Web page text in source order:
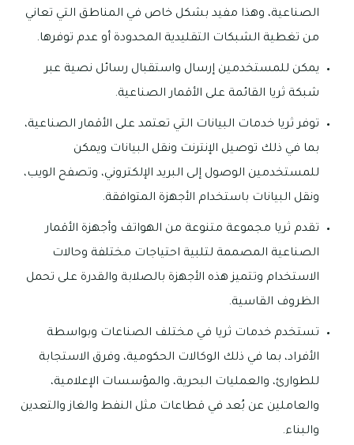
الصناعية، وهذا مفيد بشكل خاص في المناطق التي تعاني
من تغطية الشبكات التقليدية المحدودة أو عدم توفرها.
يمكن للمستخدمين إرسال واستقبال رسائل نصية عبر
شبكة ثريا القائمة على الأقمار الصناعية.
توفر ثريا خدمات البيانات التي تعتمد على الأقمار الصناعية،
بما في ذلك توصيل الإنترنت ونقل البيانات ويمكن
للمستخدمين الوصول إلى البريد الإلكتروني، وتصفح الويب،
ونقل البيانات باستخدام الأجهزة المتوافقة.
تقدم ثريا مجموعة متنوعة من الهواتف وأجهزة الأقمار
الصناعية المصممة لتلبية احتياجات مختلفة وحالات
الاستخدام وتتميز هذه الأجهزة بالصلابة والقدرة على تحمل
الظروف القاسية.
تستخدم خدمات ثريا في مختلف الصناعات وبواسطة
الأفراد، بما في ذلك الوكالات الحكومية، وفرق الاستجابة
للطوارئ، والعمليات البحرية، والمؤسسات الإعلامية،
والعاملين عن بُعد في قطاعات مثل النفط والغاز والتعدين
والبناء.